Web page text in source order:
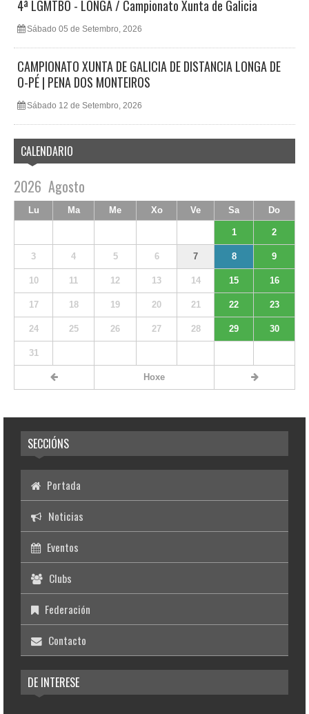
4ª LGMTBO - LONGA / Campionato Xunta de Galicia
Sábado 05 de Setembro, 2026
CAMPIONATO XUNTA DE GALICIA DE DISTANCIA LONGA DE
O-PÉ | PENA DOS MONTEIROS
Sábado 12 de Setembro, 2026
CALENDARIO
2026 Agosto
Lu Ma Me Xo Ve Sa Do
1 2
3 4 5 6 7 8 9
10 11 12 13 14 15 16
17 18 19 20 21 22 23
24 25 26 27 28 29 30
31
Hoxe
SECCIÓNS
Portada
Noticias
Eventos
Clubs
Federación
Contacto
DE INTERESE